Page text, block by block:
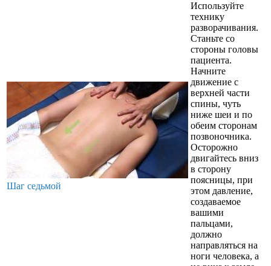
Шаг седьмой
Используйте
технику
разворачивания.
Станьте со
стороны головы
пациента.
Начните
движение с
верхней части
спины, чуть
ниже шеи и по
обеим сторонам
позвоночника.
Осторожно
двигайтесь вниз
в сторону
поясницы, при
этом давление,
создаваемое
вашими
пальцами,
должно
направляться на
ноги человека, а